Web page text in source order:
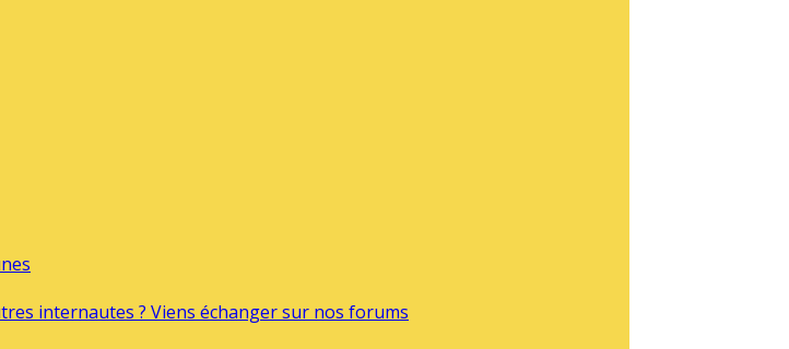
internautes ? Viens échanger sur nos forums